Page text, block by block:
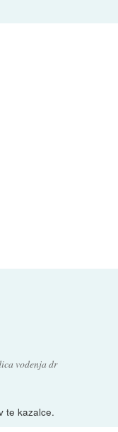
vodenja dr
te kazalce.